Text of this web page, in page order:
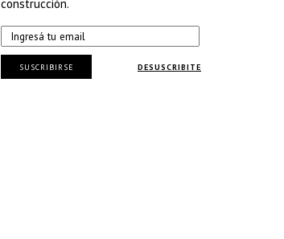
construcción.
DESUSCRIBITE
SUSCRIBIRSE